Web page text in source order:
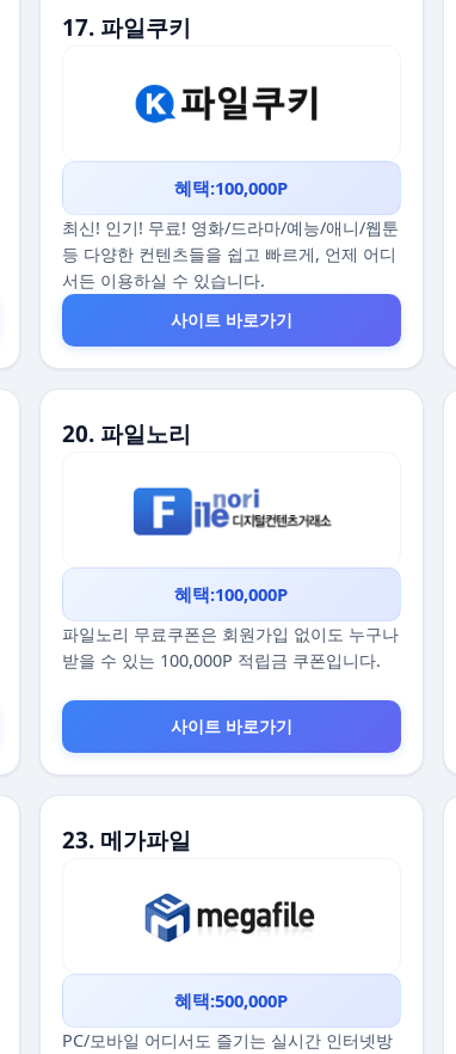
17. 파일쿠키
혜택:100,000P
최신! 인기! 무료! 영화/드라마/예능/애니/웹툰
등 다양한 컨텐츠들을 쉽고 빠르게, 언제 어디
서든 이용하실 수 있습니다.
사이트 바로가기
20. 파일노리
혜택:100,000P
파일노리 무료쿠폰은 회원가입 없이도 누구나
받을 수 있는 100,000P 적립금 쿠폰입니다.
사이트 바로가기
23. 메가파일
혜택:500,000P
PC/모바일 어디서도 즐기는 실시간 인터넷방